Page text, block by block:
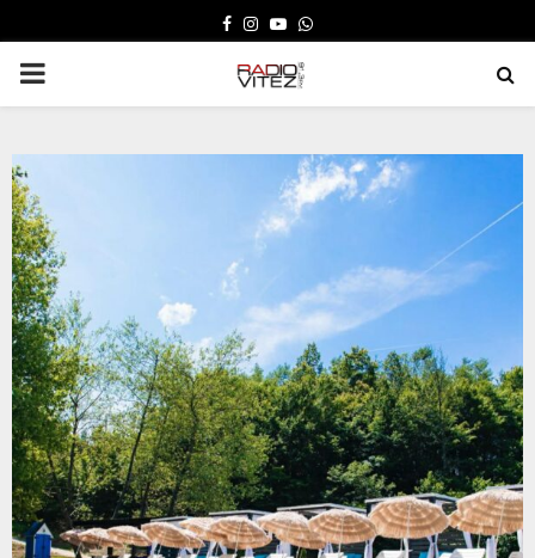
FACEBOOK
INSTAGRAM
YOUTUBE
WHATSAPP
PRIMARY